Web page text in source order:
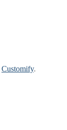
Customify.